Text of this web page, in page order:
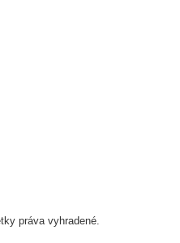
práva vyhradené.